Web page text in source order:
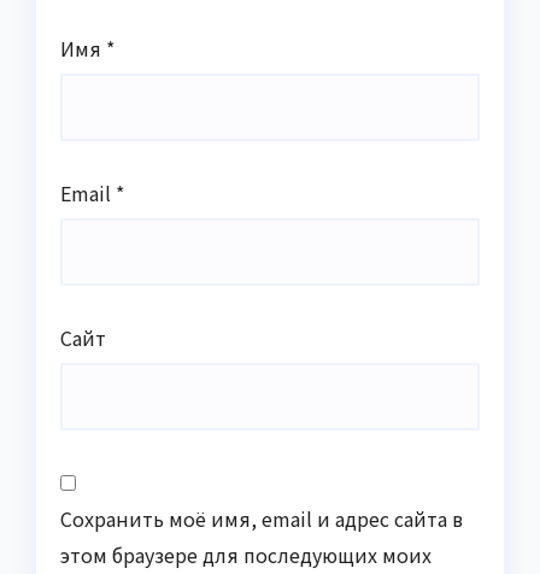
Имя *
Email *
Сайт
Сохранить моё имя, email и адрес сайта в
этом браузере для последующих моих